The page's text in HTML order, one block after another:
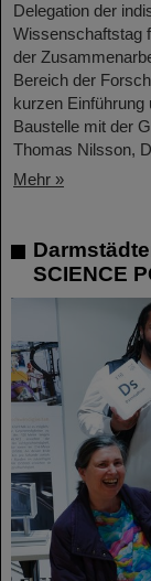
Delegation der
Wissenschaftstag
der
Bereich der
kurzen Einführung
Baustelle mit der
Thomas Nilsson,
Mehr »
SCIENCE